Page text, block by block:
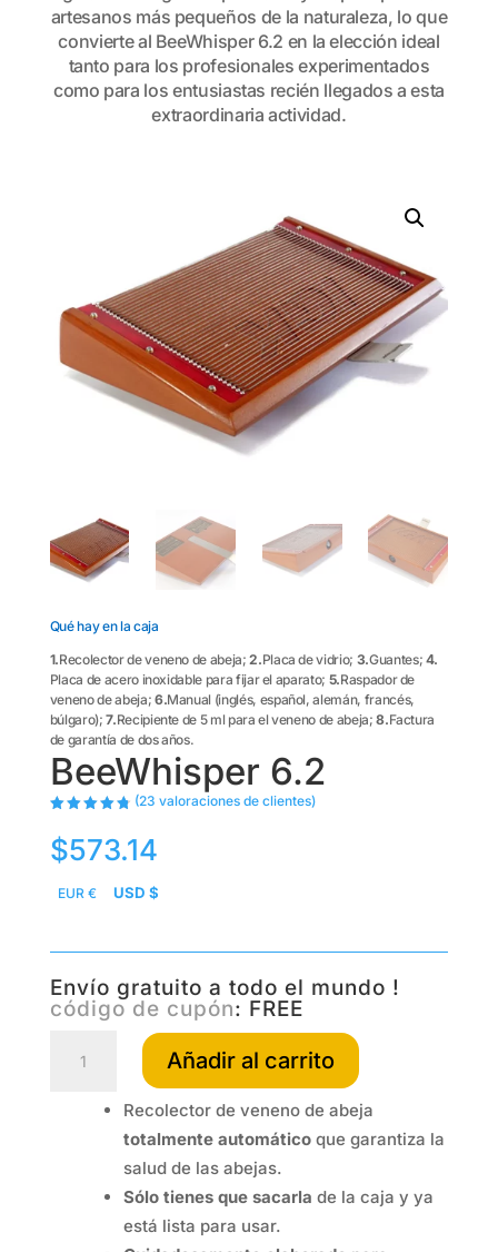
artesanos más pequeños de la naturaleza, lo que
convierte al BeeWhisper 6.2 en la elección ideal
tanto para los profesionales experimentados
como para los entusiastas recién llegados a esta
extraordinaria actividad.
Qué hay en la caja
1.Recolector de veneno de abeja;2.Placa de vidrio; 3.Guantes; 4.
Placa de acero inoxidable para fijar el aparato; 5.Raspador de
veneno de abeja; 6.Manual (inglés, español, alemán, francés,
búlgaro);7.Recipiente de 5 ml para el veneno de abeja;8.Factura
de garantía de dos años.
BeeWhisper 6.2
con
4.83
de 5 en
base a
es de
clientes
(23 valoraciones de clientes)
$573.14
EUR € USD $
Envío gratuito a todo el mundo !
código de cupón: FREE
Añadir al carrito
Recolector de veneno de abeja
totalmente automáticoque garantiza la
salud de las abejas.
Sólo tienes que sacarla de la caja y ya
está lista para usar.